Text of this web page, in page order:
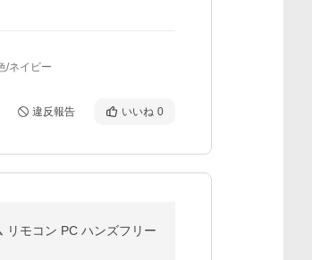
/ネイビー
違反報告 いいね 0
リモコン PC ハンズフリー